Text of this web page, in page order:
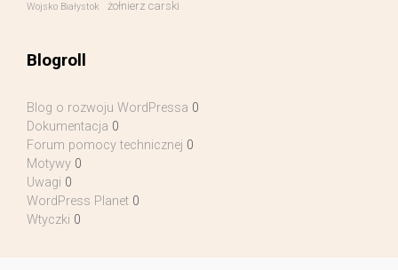
Wojsko Białystok żołnierz carski
Blogroll
Blog o rozwoju WordPressa 0
Dokumentacja 0
Forum pomocy technicznej 0
Motywy 0
Uwagi 0
WordPress Planet 0
Wtyczki 0